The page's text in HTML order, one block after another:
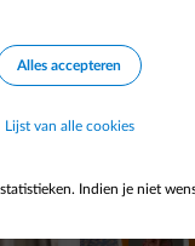
Alles accepteren
Lijst van alle cookies
Indien je niet